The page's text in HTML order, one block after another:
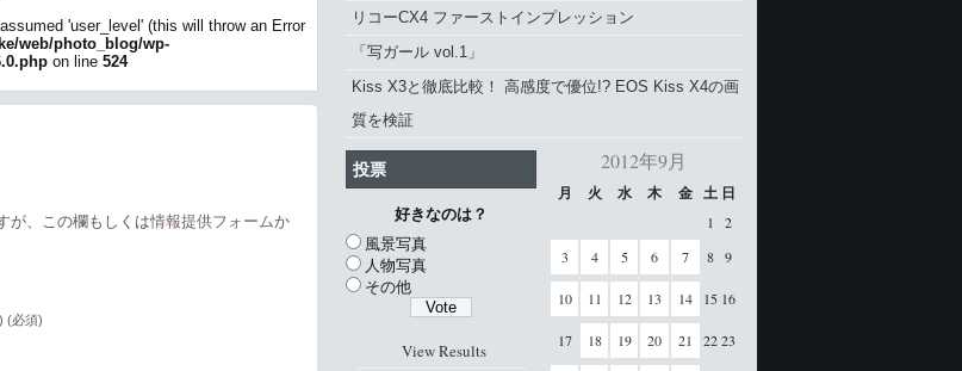
'user_level' (this will throw an Error
web/photo_blog/wp-
on line 524
が、この欄もしくは情報提供フォームか
(必須)
リコーCX4 ファーストインプレッション
「写ガール vol.1」
Kiss X3と徹底比較！ 高感度で優位!? EOS Kiss X4の画
質を検証
2012年9月
月 火 水 木 金 土 日
1
2
3
4 5 6 7 8 9
10 11 12 13 14 15 16
17 18 19 20 21 22 23
投票
好きなのは？
風景写真
人物写真
その他
View Results